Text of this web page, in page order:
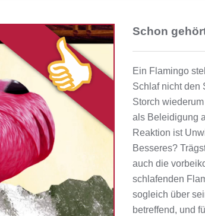
Schon
Ein Flamingo
Schlaf nicht den
Storch
als Beleidigung
Reaktion ist
Besseres?
auch die
schlafenden
sogleich über
betreffend, und